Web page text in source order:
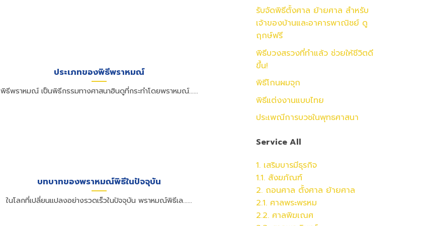
ประเภทของพิธีพราหมณ์
พิธีพราหมณ์ เป็นพิธีกรรมทางศาสนาฮินดูที่กระทำโดยพราหมณ์......
บทบาทของพราหมณ์พิธีในปัจจุบัน
ในโลกที่เปลี่ยนแปลงอย่างรวดเร็วในปัจจุบัน พราหมณ์พิธีเล......
รับจัดพิธีตั้งศาล ย้ายศาล สำหรับ
เจ้าของบ้านและอาคารพาณิชย์ ดู
ฤกษ์ฟรี
พิธีบวงสรวงที่ทำแล้ว ช่วยให้ชีวิตดี
ขึ้น!
พิธีโกนผมจุก
พิธีแต่งงานแบบไทย
ประเพณีการบวชในพุทธศาสนา
Service All
1. เสริมบารมีธุรกิจ
1.1. สังฆภัณฑ์
2. ถอนศาล ตั้งศาล ย้ายศาล
2.1. ศาลพระพรหม
2.2. ศาลพิฆเณศ